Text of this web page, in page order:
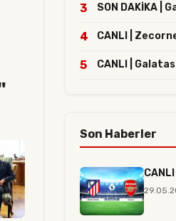
3 SON DAKİKA |
4 CANLI |
5 CANLI |
Son Haberler